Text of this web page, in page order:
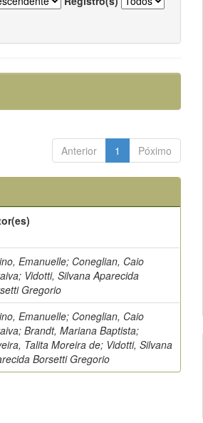
Anterior 1 Póximo
Emanuelle; Coneglian, Caio
Vidotti, Silvana Aparecida
Gregorio
Emanuelle; Coneglian, Caio
Brandt, Mariana Baptista;
Talita Moreira de; Vidotti, Silvana
Borsetti Gregorio